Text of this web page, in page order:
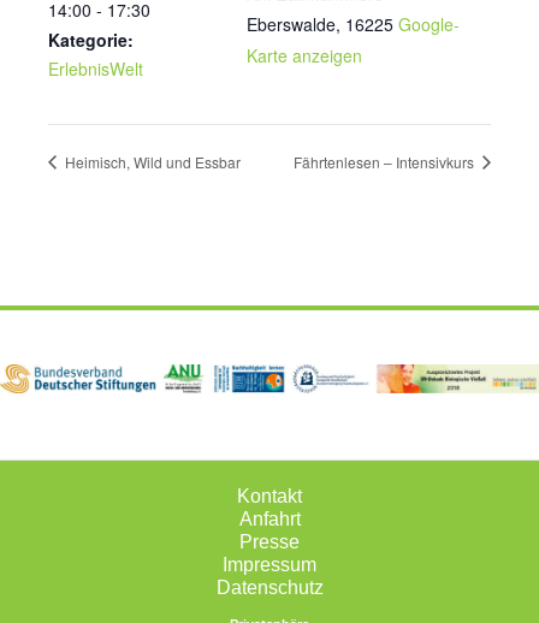
14:00 - 17:30
Kategorie:
ErlebnisWelt
Eberswalde, 16225 Google-
Karte anzeigen
Heimisch, Wild und Essbar Fährtenlesen – Intensivkurs
Kontakt
Anfahrt
Presse
Impressum
Datenschutz